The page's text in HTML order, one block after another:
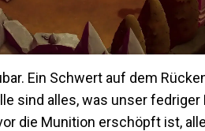
Ein Schwert auf dem
sind alles, was unser fedriger
die Munition erschöpft ist,